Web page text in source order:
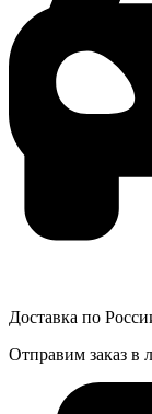
Доставка по
Отправим заказ в